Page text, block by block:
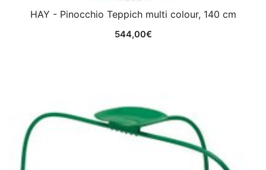
HAY - Pinocchio Teppich multi colour, 140 cm
544,00€